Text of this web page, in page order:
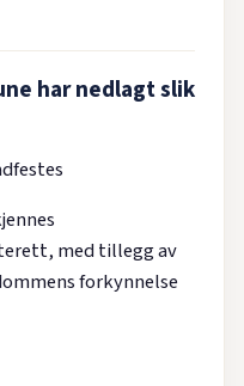
har nedlagt slik
med tillegg av
forkynnelse